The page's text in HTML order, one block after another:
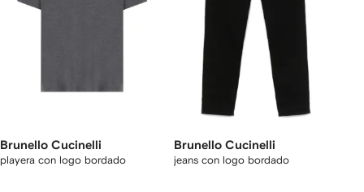
Brunello Cucinelli
playera con logo bordado
Brunello Cucinelli
jeans con logo bordado